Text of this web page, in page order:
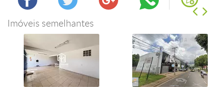
Imóveis semelhantes